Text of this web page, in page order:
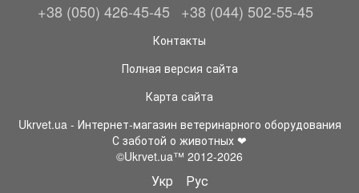
+38 (050) 426-45-45
+38 (044) 502-55-45
Контакты
Полная версия сайта
Карта сайта
Ukrvet.ua - Интернет-магазин ветеринарного оборудования
С заботой о животных ❤
©Ukrvet.ua™ 2012-2026
Укр Рус